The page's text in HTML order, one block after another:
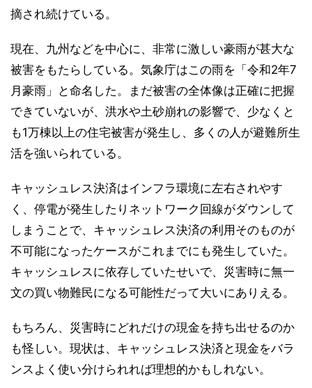
摘され続けている。
現在、九州などを中心に、非常に激しい豪雨が甚大な
被害をもたらしている。気象庁はこの雨を「令和2年7
月豪雨」と命名した。まだ被害の全体像は正確に把握
できていないが、洪水や土砂崩れの影響で、少なくと
も1万棟以上の住宅被害が発生し、多くの人が避難所生
活を強いられている。
キャッシュレス決済はインフラ環境に左右されやす
く、停電が発生したりネットワーク回線がダウンして
しまうことで、キャッシュレス決済の利用そのものが
不可能になったケースがこれまでにも発生していた。
キャッシュレスに依存していたせいで、災害時に無一
文の買い物難民になる可能性だって大いにありえる。
もちろん、災害時にどれだけの現金を持ち出せるのか
も怪しい。現状は、キャッシュレス決済と現金をバラ
ンスよく使い分けられれば理想的かもしれない。